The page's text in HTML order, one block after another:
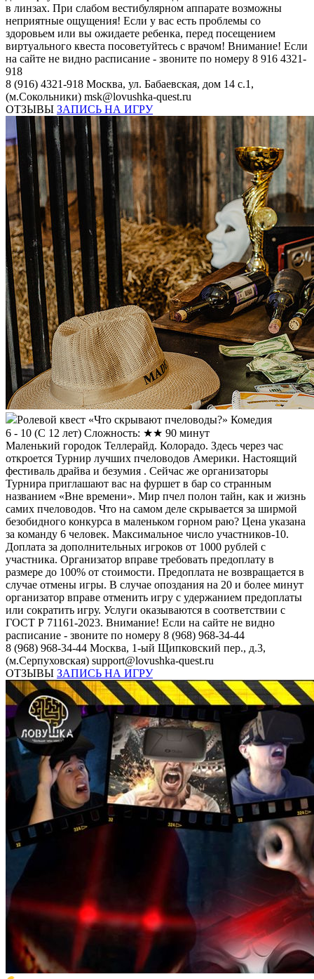
в линзах. При слабом вестибулярном аппарате возможны
неприятные ощущения! Если у вас есть проблемы со
здоровьем или вы ожидаете ребенка, перед посещением
виртуального квеста посоветуйтесь с врачом! Внимание! Если
на сайте не видно расписание - звоните по номеру 8 916 4321-
918
8 (916) 4321-918 Москва, ул. Бабаевская, дом 14 с.1,
(м.Сокольники) msk@lovushka-quest.ru
ОТЗЫВЫ ЗАПИСЬ НА ИГРУ
Ролевой квест «Что скрывают пчеловоды?» Комедия
6 - 10 (С 12 лет) Сложность: ★★ 90 минут
Маленький городок Теллерайд. Колорадо. Здесь через час
откроется Турнир лучших пчеловодов Америки. Настоящий
фестиваль драйва и безумия . Сейчас же организаторы
Турнира приглашают вас на фуршет в бар со странным
названием «Вне времени». Мир пчел полон тайн, как и жизнь
самих пчеловодов. Что на самом деле скрывается за ширмой
безобидного конкурса в маленьком горном раю? Цена указана
за команду 6 человек. Максимальное число участников-10.
Доплата за дополнительных игроков от 1000 рублей с
участника. Организатор вправе требовать предоплату в
размере до 100% от стоимости. Предоплата не возвращается в
случае отмены игры. В случае опоздания на 20 и более минут
организатор вправе отменить игру с удержанием предоплаты
или сократить игру. Услуги оказываются в соответствии с
ГОСТ Р 71161-2023. Внимание! Если на сайте не видно
расписание - звоните по номеру 8 (968) 968-34-44
8 (968) 968-34-44 Москва, 1-ый Щипковский пер., д.3,
(м.Серпуховская) support@lovushka-quest.ru
ОТЗЫВЫ ЗАПИСЬ НА ИГРУ